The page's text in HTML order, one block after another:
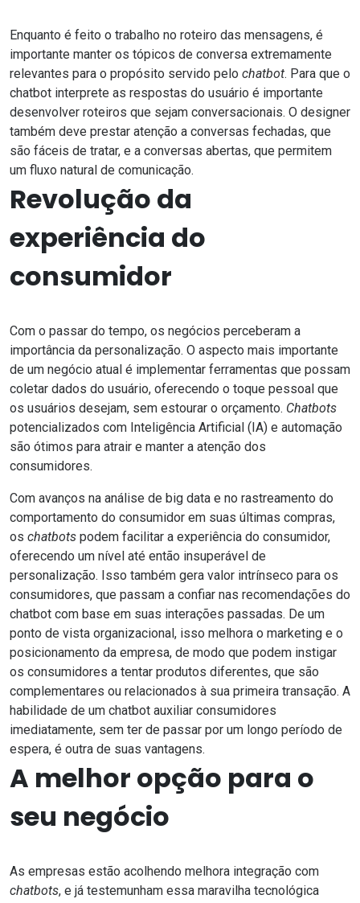
Enquanto é feito o trabalho no roteiro das mensagens, é
importante manter os tópicos de conversa extremamente
relevantes para o propósito servido pelo chatbot. Para que o
chatbot interprete as respostas do usuário é importante
desenvolver roteiros que sejam conversacionais. O designer
também deve prestar atenção a conversas fechadas, que
são fáceis de tratar, e a conversas abertas, que permitem
um fluxo natural de comunicação.
Revolução da
experiência do
consumidor
Com o passar do tempo, os negócios perceberam a
importância da personalização. O aspecto mais importante
de um negócio atual é implementar ferramentas que possam
coletar dados do usuário, oferecendo o toque pessoal que
os usuários desejam, sem estourar o orçamento. Chatbots
potencializados com Inteligência Artificial (IA) e automação
são ótimos para atrair e manter a atenção dos
consumidores.
Com avanços na análise de big data e no rastreamento do
comportamento do consumidor em suas últimas compras,
os chatbots podem facilitar a experiência do consumidor,
oferecendo um nível até então insuperável de
personalização. Isso também gera valor intrínseco para os
consumidores, que passam a confiar nas recomendações do
chatbot com base em suas interações passadas. De um
ponto de vista organizacional, isso melhora o marketing e o
posicionamento da empresa, de modo que podem instigar
os consumidores a tentar produtos diferentes, que são
complementares ou relacionados à sua primeira transação. A
habilidade de um chatbot auxiliar consumidores
imediatamente, sem ter de passar por um longo período de
espera, é outra de suas vantagens.
A melhor opção para o
seu negócio
As empresas estão acolhendo melhora integração com
chatbots, e já testemunham essa maravilha tecnológica